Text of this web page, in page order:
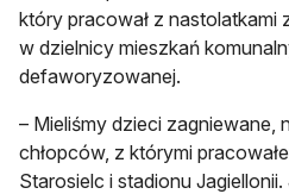
który pracował z nastolatkami
w dzielnicy mieszkań
defaworyzowanej.
– Mieliśmy dzieci zagniewane,
chłopców, z którymi
Starosielc i stadionu